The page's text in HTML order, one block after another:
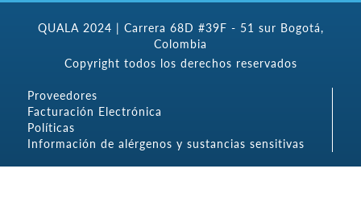
QUALA 2024 | Carrera 68D #39F - 51 sur Bogotá,
Colombia
Copyright todos los derechos reservados
Proveedores
Facturación Electrónica
Políticas
Información de alérgenos y sustancias sensitivas